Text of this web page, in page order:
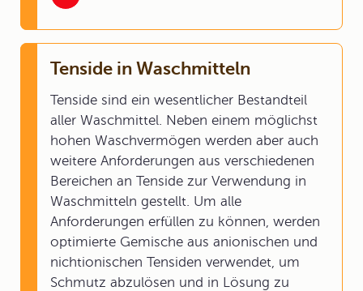
Tenside in Waschmitteln
Tenside sind ein wesentlicher Bestandteil
aller Waschmittel. Neben einem möglichst
hohen Waschvermögen werden aber auch
weitere Anforderungen aus verschiedenen
Bereichen an Tenside zur Verwendung in
Waschmitteln gestellt. Um alle
Anforderungen erfüllen zu können, werden
optimierte Gemische aus anionischen und
nichtionischen Tensiden verwendet, um
Schmutz abzulösen und in Lösung zu